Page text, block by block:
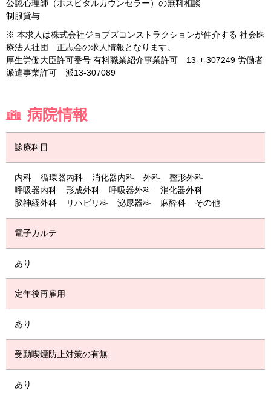
公認心理師（ホスピタルカウンセラー）の無料相談
制服貸与
※ 本求人は株式会社ジョブズコンストラクションが仲介する 社会医
療法人社団 正志会の求人情報となります。
厚生労働大臣許可番号 有料職業紹介事業許可 13-ﾕ-307249 労働者
派遣事業許可 派13-307089
病院情報
診療科目
内科 循環器内科 消化器内科 外科
整形外科
呼吸器内科
形成外科 呼吸器外科
消化器外科
脳神経外科
リハビリ科 泌尿器科 麻酔科 その他
電子カルテ
あり
定年後再雇用
あり
受動喫煙防止対策の有無
あり